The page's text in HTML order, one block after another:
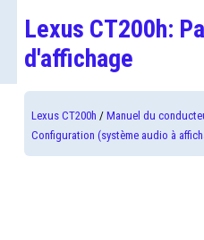
Lexus CT200h:
d'affichage
Lexus CT200h /Manuel du
Configuration (système audio à